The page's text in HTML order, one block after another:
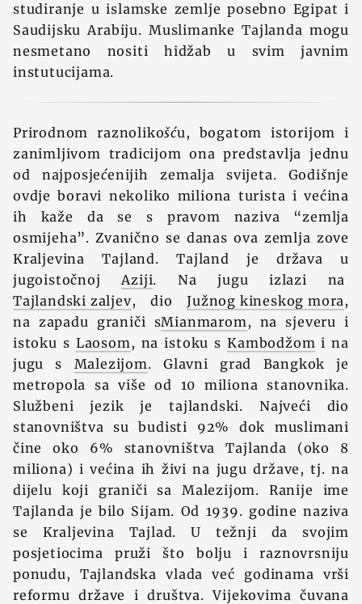
studiranje u islamske zemlje posebno Egipat i
Saudijsku Arabiju. Muslimanke Tajlanda mogu
nesmetano nositi hidžab u svim javnim
instutucijama.
Prirodnom raznolikošću, bogatom istorijom i
zanimljivom tradicijom ona predstavlja jednu
od najposjećenijih zemalja svijeta. Godišnje
ovdje boravi nekoliko miliona turista i većina
ih kaže da se s pravom naziva “zemlja
osmijeha”. Zvanično se danas ova zemlja zove
Kraljevina Tajland. Tajland je država u
jugoistočnojAziji. Na jugu izlazi na
Tajlandski zaljev, dioJužnog kineskog mora,
na zapadu graniči sMianmarom, na sjeveru i
istoku s Laosom, na istoku sKambodžom i na
jugu s Malezijom. Glavni grad Bangkok je
metropola sa više od 10 miliona stanovnika.
Službeni jezik je tajlandski. Najveći dio
stanovništva su budisti 92% dok muslimani
čine oko 6% stanovništva Tajlanda (oko 8
miliona) i većina ih živi na jugu države, tj. na
dijelu koji graniči sa Malezijom. Ranije ime
Tajlanda je bilo Sijam. Od 1939. godine naziva
se Kraljevina Tajlad. U težnji da svojim
posjetiocima pruži što bolju i raznovrsniju
ponudu, Tajlandska vlada već godinama vrši
reformu države i društva. Vijekovima čuvana